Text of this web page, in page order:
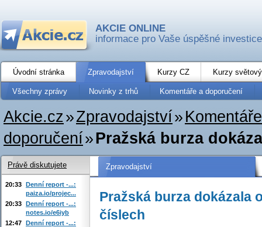
AKCIE ONLINE
informace pro Vaše úspěšné investice
Úvodní stránka Zpravodajství Kurzy CZ Kurzy
Všechny zprávy Novinky z trhů Komentáře a doporučení
Akcie.cz»Zpravodajství»
doporučení»Pražská burza
Zpravodajství
Pražská burza dokázala
číslech
Právě diskutujete
20:33 Denní report -...:
paiza.io/projec...
20:33 Denní report -...:
notes.io/e6iyb
12:47 Denní report -...: